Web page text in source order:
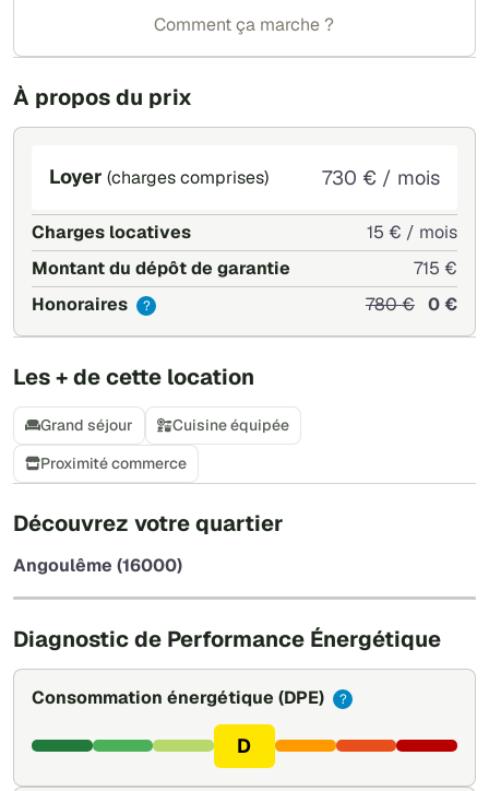
À propos du prix
Loyer (charges comprises) 730 € / mois
Charges locatives
15 € / mois
Montant du dépôt de garantie
715 €
Honoraires
? 780 € 0 €
Les + de cette location
Grand séjour
Cuisine équipée
Proximité commerce
Découvrez votre quartier
Angoulême (16000)
Diagnostic de Performance Énergétique
Consommation énergétique (DPE) ?
D
Comment ça marche ?